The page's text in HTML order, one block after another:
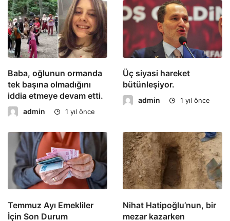
Baba, oğlunun ormanda
tek başına olmadığını
iddia etmeye devam etti.
admin 1 yıl önce
Üç siyasi hareket
bütünleşiyor.
admin 1 yıl önce
Temmuz Ayı Emekliler
İçin Son Durum
Nihat Hatipoğlu’nun, bir
mezar kazarken